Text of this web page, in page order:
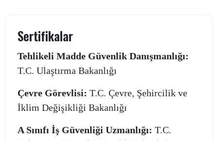
Sertifikalar
Tehlikeli Madde Güvenlik Danışmanlığı:
T.C. Ulaştırma Bakanlığı
Çevre Görevlisi: T.C. Çevre, Şehircilik ve
İklim Değişikliği Bakanlığı
A Sınıfı İş Güvenliği Uzmanlığı: T.C.